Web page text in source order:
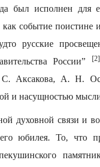
был исполнен для
событие поистине
русские
России”
[2]
С. Аксакова, А. Н.
и насущностью
духовной связи и
юбилея. То, что